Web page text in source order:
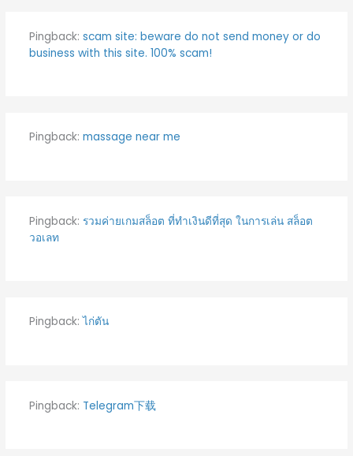
Pingback: scam site: beware do not send money or do
business with this site. 100% scam!
Pingback: massage near me
Pingback: รวมค่ายเกมสล็อต ที่ทำเงินดีที่สุด ในการเล่น สล็อต
วอเลท
Pingback:ไก่ตัน
Pingback: Telegram下载